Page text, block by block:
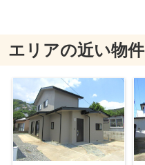
エリアの近い物件